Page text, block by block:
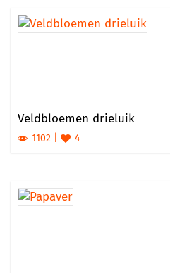
Veldbloemen drieluik
1102 4